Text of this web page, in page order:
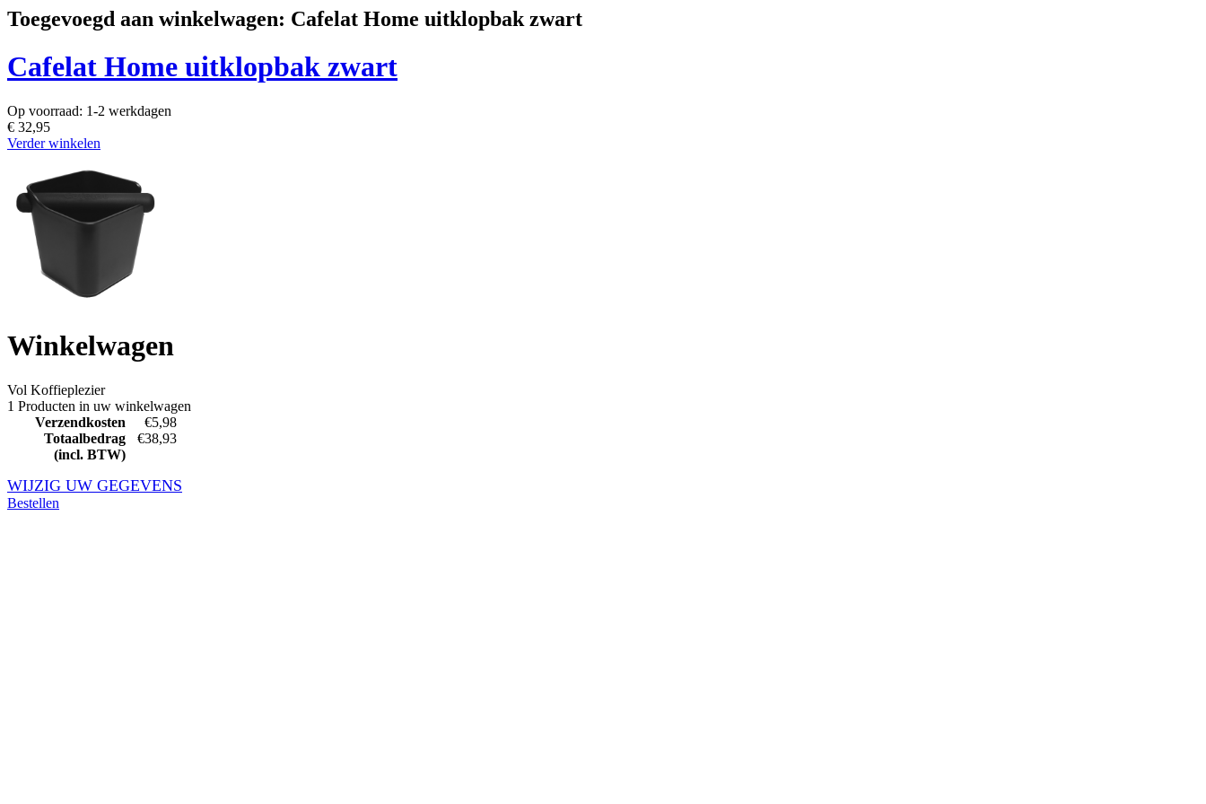
Toegevoegd aan winkelwagen: Cafelat Home uitklopbak zwart
Cafelat Home uitklopbak zwart
Op voorraad: 1-2 werkdagen
€ 32,95
Verder winkelen
Winkelwagen
Vol Koffieplezier
1 Producten in uw winkelwagen
Verzendkosten
€5,98
Totaalbedrag
(incl. BTW)
€38,93
WIJZIG UW GEGEVENS
Bestellen